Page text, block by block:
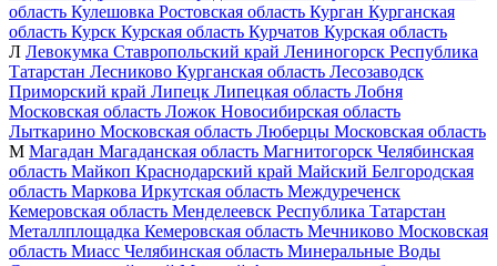
область Кулешовка Ростовская область Курган Курганская
область Курск Курская область Курчатов Курская область
Л Левокумка Ставропольский край Лениногорск Республика
Татарстан Лесниково Курганская область Лесозаводск
Приморский край Липецк Липецкая область Лобня
Московская область Ложок Новосибирская область
Лыткарино Московская область Люберцы Московская область
М Магадан Магаданская область Магнитогорск Челябинская
область Майкоп Краснодарский край Майский Белгородская
область Маркова Иркутская область Междуреченск
Кемеровская область Менделеевск Республика Татарстан
Металлплощадка Кемеровская область Мечниково Московская
область Миасс Челябинская область Минеральные Воды